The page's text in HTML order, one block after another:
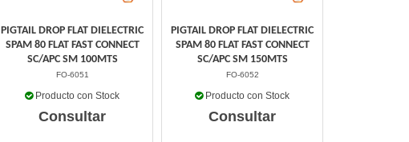
PIGTAIL DROP FLAT DIELECTRIC
SPAM 80 FLAT FAST CONNECT
SC/APC SM 100MTS
FO-6051
Producto con Stock
Consultar
PIGTAIL DROP FLAT DIELECTRIC
SPAM 80 FLAT FAST CONNECT
SC/APC SM 150MTS
FO-6052
Producto con Stock
Consultar